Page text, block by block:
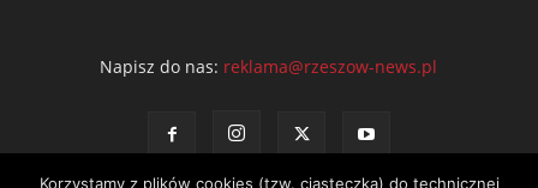
Napisz do nas: reklama@rzeszow-news.pl
Korzystamy z plików cookies (tzw. ciasteczka) do technicznej